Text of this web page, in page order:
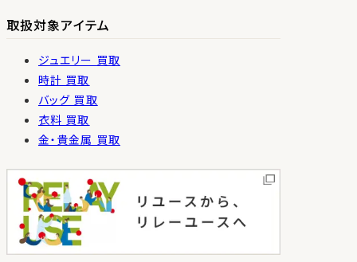
取扱対象アイテム
ジュエリー 買取
時計 買取
バッグ 買取
衣料 買取
金・貴金属 買取